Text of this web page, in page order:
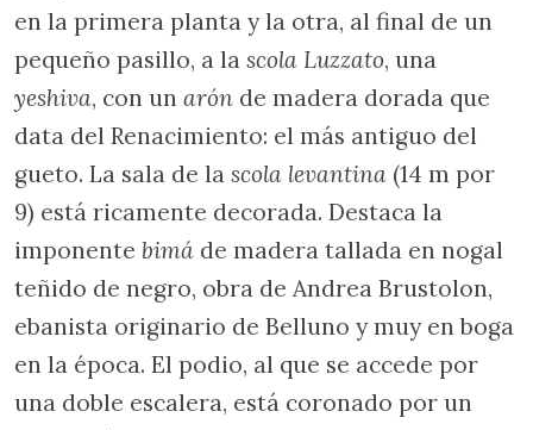
en la primera planta y la otra, al final de un
pequeño pasillo, a la scola Luzzato, una
yeshiva, con un arón de madera dorada que
data del Renacimiento: el más antiguo del
gueto. La sala de la scola levantina (14 m por
9) está ricamente decorada. Destaca la
imponente bimá de madera tallada en nogal
teñido de negro, obra de Andrea Brustolon,
ebanista originario de Belluno y muy en boga
en la época. El podio, al que se accede por
una doble escalera, está coronado por un